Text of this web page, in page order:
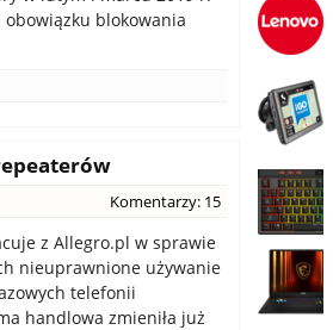
blokowania
Komentarzy: 15
z Allegro.pl w sprawie
nieuprawnione używanie
telefonii
handlowa zmieniła już